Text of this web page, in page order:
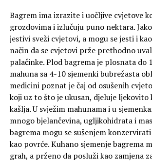
Bagrem ima izrazite i uočljive cvjetove
grozdovima i izlučuju puno nektara.
jestivi sveži cvjetovi, a mogu se jesti i
način da se cvjetovi prže prethodno
palačinke. Plod bagrema je plosnata do
mahuna sa 4-10 sjemenki bubrežasta
medicini poznat je čaj od osušenih
koji uz to što je ukusan, djeluje ljekovito
kašlja. U svježim mahunama i u
mnogo bjelančevina, ugljikohidrata i
bagrema mogu se sušenjem
kao povrće. Kuhano sjemenje bagrema
grah, a prženo da posluži kao zamjena